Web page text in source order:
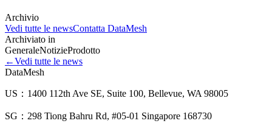
Archivio
Vedi tutte le newsContatta DataMesh
Archiviato in
GeneraleNotizieProdotto
←Vedi tutte le news
DataMesh
US：1400 112th Ave SE, Suite 100, Bellevue, WA 98005
SG：298 Tiong Bahru Rd, #05-01 Singapore 168730